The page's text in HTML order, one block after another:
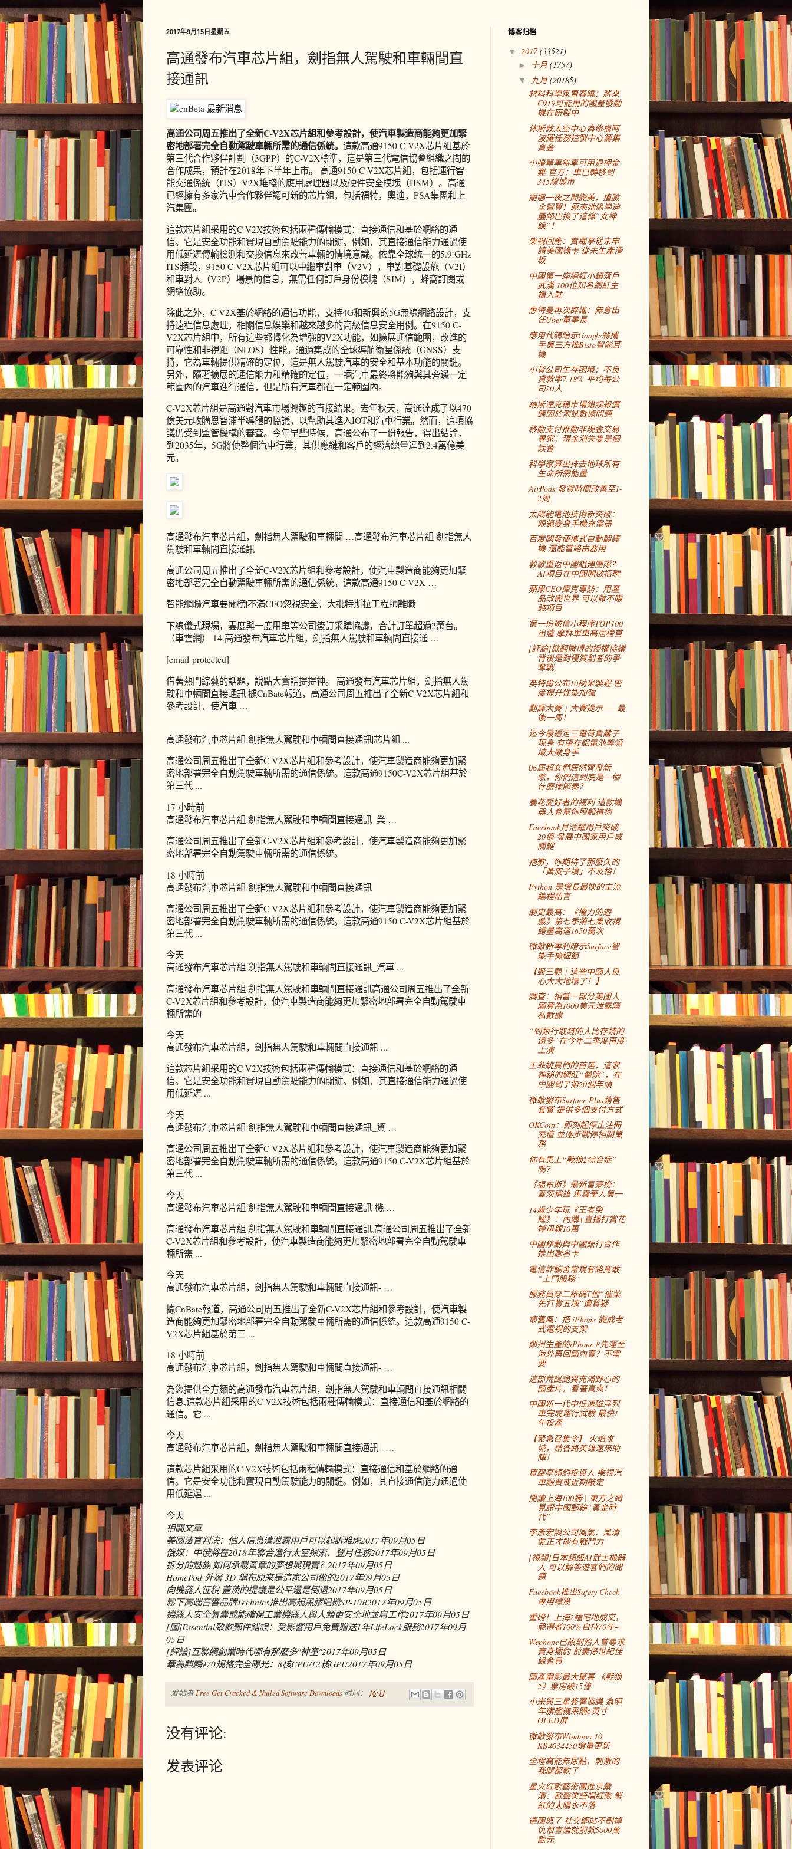
2017年9月15日星期五
高通發布汽車芯片組，劍指無人駕駛和車輛間直
接通訊
高通公司周五推出了全新C-V2X芯片組和參考設計，使汽車製造商能夠更加緊
密地部署完全自動駕駛車輛所需的通信係統。 這款高通9150 C-V2X芯片組基於
第三代合作夥伴計劃（3GPP）的C-V2X標準，這是第三代電信協會組織之間的
合作成果，預計在2018年下半年上市。 高通9150 C-V2X芯片組，包括運行智
能交通係統（ITS）V2X堆棧的應用處理器以及硬件安全模塊（HSM）。高通
已經擁有多家汽車合作夥伴認可新的芯片組，包括福特，奧迪，PSA集團和上
汽集團。
這款芯片組采用的C-V2X技術包括兩種傳輸模式：直接通信和基於網絡的通
信。它是安全功能和實現自動駕駛能力的關鍵。例如，其直接通信能力通過使
用低延遲傳輸檢測和交換信息來改善車輛的情境意識。依靠全球統一的5.9 GHz
ITS頻段，9150 C-V2X芯片組可以中繼車對車（V2V），車對基礎設施（V2I）
和車對人（V2P）場景的信息，無需任何訂戶身份模塊（SIM），蜂窩訂閱或
網絡協助。
除此之外，C-V2X基於網絡的通信功能，支持4G和新興的5G無線網絡設計，支
持遠程信息處理，相關信息娛樂和越來越多的高級信息安全用例。在9150 C-
V2X芯片組中，所有這些都轉化為增強的V2X功能，如擴展通信範圍，改進的
可靠性和非視距（NLOS）性能。通過集成的全球導航衛星係統（GNSS）支
持，它為車輛提供精確的定位，這是無人駕駛汽車的安全和基本功能的關鍵。
另外，隨著擴展的通信能力和精確的定位，一輛汽車最終將能夠與其旁邊一定
範圍內的汽車進行通信，但是所有汽車都在一定範圍內。
C-V2X芯片組是高通對汽車市場興趣的直接結果。去年秋天，高通達成了以470
億美元收購恩智浦半導體的協議，以幫助其進入IOT和汽車行業。然而，這項協
議仍受到監管機構的審查。今年早些時候，高通公布了一份報告，得出結論，
到2035年，5G將使整個汽車行業，其供應鏈和客戶的經濟總量達到2.4萬億美
元。
高通發布汽車芯片組，劍指無人駕駛和車輛間 …高通發布汽車芯片組 劍指無人
駕駛和車輛間直接通訊
高通公司周五推出了全新C-V2X芯片組和參考設計，使汽車製造商能夠更加緊
密地部署完全自動駕駛車輛所需的通信係統。這款高通9150 C-V2X …
智能網聯汽車要聞榜|不滿CEO忽視安全，大批特斯拉工程師離職
下線儀式現場，雲度與一度用車等公司簽訂采購協議，合計訂單超過2萬台。
（車雲網） 14.高通發布汽車芯片組，劍指無人駕駛和車輛間直接通 …
[email protected]
借著熱門綜藝的話題，說點大實話提提神。 高通發布汽車芯片組，劍指無人駕
駛和車輛間直接通訊 據CnBate報道，高通公司周五推出了全新C-V2X芯片組和
參考設計，使汽車 …
高通發布汽車芯片組 劍指無人駕駛和車輛間直接通訊|芯片組 ...
高通公司周五推出了全新C-V2X芯片組和參考設計，使汽車製造商能夠更加緊
密地部署完全自動駕駛車輛所需的通信係統。這款高通9150C-V2X芯片組基於
第三代 ...
17 小時前
高通發布汽車芯片組 劍指無人駕駛和車輛間直接通訊_業 …
高通公司周五推出了全新C-V2X芯片組和參考設計，使汽車製造商能夠更加緊
密地部署完全自動駕駛車輛所需的通信係統。
18 小時前
高通發布汽車芯片組 劍指無人駕駛和車輛間直接通訊
高通公司周五推出了全新C-V2X芯片組和參考設計，使汽車製造商能夠更加緊
密地部署完全自動駕駛車輛所需的通信係統。這款高通9150 C-V2X芯片組基於
第三代 ...
今天
高通發布汽車芯片組 劍指無人駕駛和車輛間直接通訊_汽車 ...
高通發布汽車芯片組 劍指無人駕駛和車輛間直接通訊高通公司周五推出了全新
C-V2X芯片組和參考設計，使汽車製造商能夠更加緊密地部署完全自動駕駛車
輛所需的
今天
高通發布汽車芯片組，劍指無人駕駛和車輛間直接通訊 ...
這款芯片組采用的C-V2X技術包括兩種傳輸模式：直接通信和基於網絡的通
信。它是安全功能和實現自動駕駛能力的關鍵。例如，其直接通信能力通過使
用低延遲 ...
今天
高通發布汽車芯片組 劍指無人駕駛和車輛間直接通訊_資 …
高通公司周五推出了全新C-V2X芯片組和參考設計，使汽車製造商能夠更加緊
密地部署完全自動駕駛車輛所需的通信係統。這款高通9150 C-V2X芯片組基於
第三代 ...
今天
高通發布汽車芯片組 劍指無人駕駛和車輛間直接通訊-機 …
高通發布汽車芯片組 劍指無人駕駛和車輛間直接通訊,高通公司周五推出了全新
C-V2X芯片組和參考設計，使汽車製造商能夠更加緊密地部署完全自動駕駛車
輛所需 ...
今天
高通發布汽車芯片組，劍指無人駕駛和車輛間直接通訊- …
據CnBate報道，高通公司周五推出了全新C-V2X芯片組和參考設計，使汽車製
造商能夠更加緊密地部署完全自動駕駛車輛所需的通信係統。這款高通9150 C-
V2X芯片組基於第三 ...
18 小時前
高通發布汽車芯片組，劍指無人駕駛和車輛間直接通訊- …
為您提供全方麵的高通發布汽車芯片組，劍指無人駕駛和車輛間直接通訊相關
信息,這款芯片組采用的C-V2X技術包括兩種傳輸模式：直接通信和基於網絡的
通信。它 ...
今天
高通發布汽車芯片組，劍指無人駕駛和車輛間直接通訊_ …
這款芯片組采用的C-V2X技術包括兩種傳輸模式：直接通信和基於網絡的通
信。它是安全功能和實現自動駕駛能力的關鍵。例如，其直接通信能力通過使
用低延遲 ...
今天
相關文章
美國法官判決：個人信息遭泄露用戶可以起訴雅虎2017年09月05日
俄媒：中俄將在2018年聯合進行太空探索、登月任務2017年09月05日
拆分的魅族 如何承載黃章的夢想與現實？ 2017年09月05日
HomePod 外層 3D 網布原來是這家公司做的2017年09月05日
向機器人征稅 蓋茨的提議是公平還是倒退2017年09月05日
鬆下高端音響品牌Technics推出高規黑膠唱機SP-10R2017年09月05日
機器人安全氣囊或能確保工業機器人與人類更安全地並肩工作2017年09月05日
[圖]Essential致歉郵件錯誤：受影響用戶免費贈送1年LifeLock服務2017年09月
05日
[評論]互聯網創業時代哪有那麼多"神童"2017年09月05日
華為麒麟970規格完全曝光：8核CPU/12核GPU2017年09月05日
发帖者Free Get Cracked & Nulled Software Downloads 时间： 16:11
没有评论:
发表评论
博客归档
▼ 2017(33521)
► 十月(1757)
▼ 九月(20185)
材料科學家曹春曉：將來
C919可能用的國產發動
機在研製中
休斯敦太空中心為修複阿
波羅任務控製中心籌集
資金
小鳴單車無車可用退押金
難 官方：車已轉移到
345線城市
謝娜一夜之間變美，撞臉
全智賢！原來她偷學迪
麗熱巴換了這條“女神
線”！
樂視回應：賈躍亭從未申
請美國綠卡 從未生產滑
板
中國第一座網紅小鎮落戶
武漢 100位知名網紅主
播入駐
惠特曼再次辟謠：無意出
任Uber董事長
應用代碼暗示Google將攜
手第三方推Bisto智能耳
機
小貸公司生存困境：不良
貸款率7.18% 平均每公
司20人
納斯達克稱市場錯誤報價
歸因於測試數據問題
移動支付推動非現金交易
專家：現金消失隻是個
誤會
科學家算出抹去地球所有
生命所需能量
AirPods 發貨時間改善至1-
2周
太陽能電池技術新突破：
眼鏡變身手機充電器
百度開發便攜式自動翻譯
機 還能當路由器用
穀歌重返中國組建團隊？
AI項目在中國開啟招聘
蘋果CEO庫克專訪：用產
品改變世界 可以做不賺
錢項目
第一份微信小程序TOP100
出爐 摩拜單車高居榜首
[評論]掀翻微博的授權協議
背後是對優質創者的爭
奪戰
英特爾公布10納米製程 密
度提升性能加強
翻譯大賽｜大賽提示——最
後一周！
迄今最穩定三電荷負離子
現身 有望在鋁電池等領
域大顯身手
06屆超女們居然齊發新
歌，你們這到底是一個
什麼樣節奏？
養花愛好者的福利 這款機
器人會幫你照顧植物
Facebook月活躍用戶突破
20億 發展中國家用戶成
關鍵
抱歉，你期待了那麼久的
「黃皮子墳」不及格！
Python 是增長最快的主流
編程語言
劇史最高：《權力的遊
戲》第七季第七集收視
總量高達1650萬次
微軟新專利暗示Surface智
能手機細節
【毀三觀｜這些中國人良
心大大地壞了！】
調查：相當一部分美國人
願意為1000美元泄露隱
私數據
“到銀行取錢的人比存錢的
還多”在今年二季度再度
上演
王菲姚晨們的首選，這家
神秘的網紅“醫院”，在
中國到了第20個年頭
微軟發布Surface Plus銷售
套餐 提供多個支付方式
OKCoin：即刻起停止注冊
充值 並逐步關停相關業
務
你有患上“戰狼2綜合症”
嗎？
《福布斯》最新富豪榜：
蓋茨稱雄 馬雲華人第一
14歲少年玩《王者榮
耀》：內購+直播打賞花
掉母親10萬
中國移動與中國銀行合作
推出聯名卡
電信詐騙舍常規套路竟敢
“上門服務”
服務員穿二維碼T恤“催菜
先打賞五塊”遭質疑
懷舊風：把 iPhone 變成老
式電視的支架
鄭州生產的iPhone 8先運至
海外再回國內賣？不需
要
這部荒誕詭異充滿野心的
國產片，看著真爽！
中國新一代中低速磁浮列
車完成運行試驗 最快1
年投產
【緊急召集令】 火焰攻
城，請各路英雄速來助
陣！
賈躍亭頻約投資人 樂視汽
車融資或近期敲定
閱讀上海100勝 | 東方之睛
見證中國郵輪“黃金時
代”
李彥宏談公司風氣：風清
氣正才能有戰鬥力
[視頻]日本超級AI武士機器
人 可以解答遊客們的問
題
Facebook推出Safety Check
專用標簽
重磅！上海2幅宅地成交，
競得者100%自持70年~
Wephone已故創始人曾尋求
賣身獵豹 前妻係世紀佳
緣會員
國產電影最大驚喜 《戰狼
2》票房破15億
小米與三星簽署協議 為明
年旗艦機采購6英寸
OLED屏
微軟發布Windows 10
KB4034450增量更新
全程高能無尿點，刺激的
我腿都軟了
星火紅歌藝術團進京彙
演：歡聲笑語唱紅歌 鮮
紅的太陽永不落
德國怒了 社交網站不刪掉
仇恨言論就罰款5000萬
歐元